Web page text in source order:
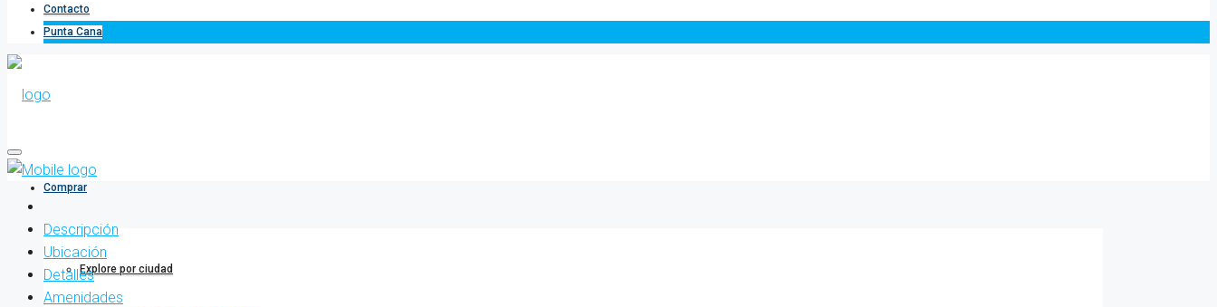
Contacto
Punta Cana
Comprar
Explore por ciudad
Descripción
Ubicación
Detalles
Amenidades